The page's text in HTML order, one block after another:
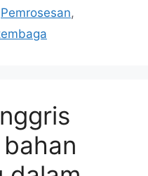
Pemrosesan,